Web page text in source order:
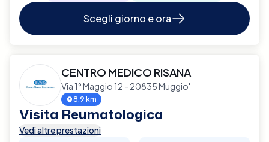
Scegli giorno e ora
CENTRO MEDICO RISANA
Via 1° Maggio 12 - 20835 Muggio'
8.9 km
Visita Reumatologica
Vedi altre prestazioni